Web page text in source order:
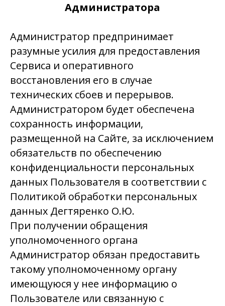
Администратора
Администратор предпринимает
разумные усилия для предоставления
Сервиса и оперативного
восстановления его в случае
технических сбоев и перерывов.
Администратором будет обеспечена
сохранность информации,
размещенной на Сайте, за исключением
обязательств по обеспечению
конфиденциальности персональных
данных Пользователя в соответствии с
Политикой обработки персональных
данных Дегтяренко О.Ю.
При получении обращения
уполномоченного органа
Администратор обязан предоставить
такому уполномоченному органу
имеющуюся у нее информацию о
Пользователе или связанную с